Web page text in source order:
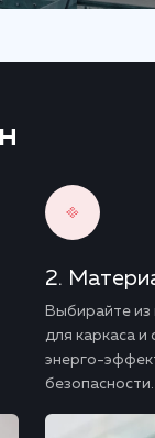
Выбирайте из
для каркаса и
энерго-
безопасности.